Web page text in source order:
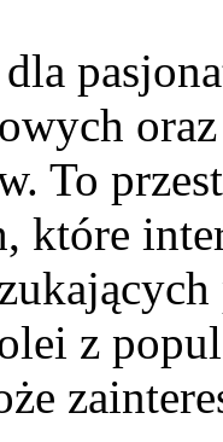
To
które
z